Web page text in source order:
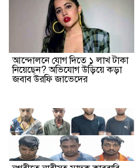
আন্দোলনে যোগ দিতে ১ লাখ টাকা
নিয়েছেন? অভিযোগ উড়িয়ে কড়া
জবাব উরফি জাভেদের